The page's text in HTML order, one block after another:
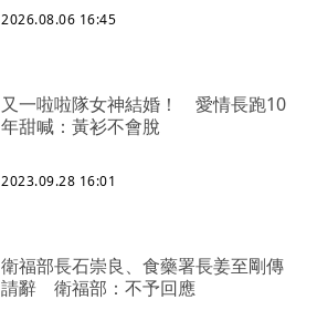
2026.08.06 16:45
又一啦啦隊女神結婚！ 愛情長跑10
年甜喊：黃衫不會脫
2023.09.28 16:01
衛福部長石崇良、食藥署長姜至剛傳
請辭 衛福部：不予回應